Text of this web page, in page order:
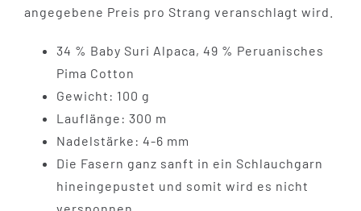
angegebene Preis pro Strang veranschlagt wird.
34 % Baby Suri Alpaca, 49 % Peruanisches
Pima Cotton
Gewicht: 100 g
Lauflänge: 300 m
Nadelstärke: 4-6 mm
Die Fasern ganz sanft in ein Schlauchgarn
hineingepustet und somit wird es nicht
versponnen